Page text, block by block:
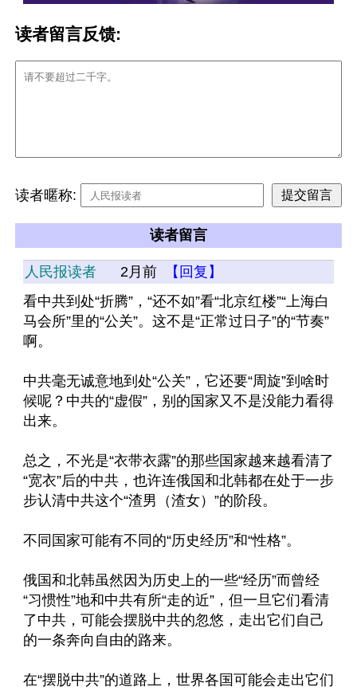
读者留言反馈:
读者暱称:
读者留言
人民报读者 2月前
【回复】
看中共到处“折腾”，“还不如”看“北京红楼”“上海白
马会所”里的“公关”。这不是“正常过日子”的“节奏”
啊。
中共毫无诚意地到处“公关”，它还要“周旋”到啥时
候呢？中共的“虚假”，别的国家又不是没能力看得
出来。
总之，不光是“衣带衣露”的那些国家越来越看清了
“宽衣”后的中共，也许连俄国和北韩都在处于一步
步认清中共这个“渣男（渣女）”的阶段。
不同国家可能有不同的“历史经历”和“性格”。
俄国和北韩虽然因为历史上的一些“经历”而曾经
“习惯性”地和中共有所“走的近”，但一旦它们看清
了中共，可能会摆脱中共的忽悠，走出它们自己
的一条奔向自由的路来。
在“摆脱中共”的道路上，世界各国可能会走出它们